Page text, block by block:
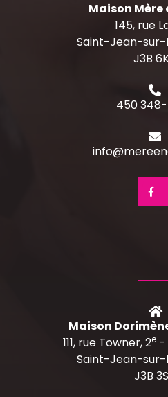
Maison
145, rue
Saint-Jean-sur-
J3B
450
Maison
111, rue Towner, 2e -
Saint-Jean-sur-
J3B